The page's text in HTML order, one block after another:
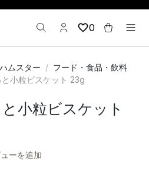
0
ハムスター
フード・食品・飲料
小粒ビスケット 23g
小粒ビスケット
ーを追加